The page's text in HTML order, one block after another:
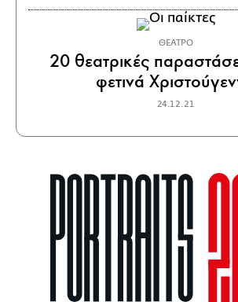
ΘΕΑΤΡΟ
20 θεατρικές
φετινά
24.12.21